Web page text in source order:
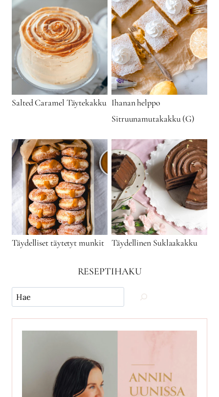
Salted Caramel Täytekakku Ihanan helppo
Sitruunamutakakku (G)
Täydelliset täytetyt munkit Täydellinen Suklaakakku
RESEPTIHAKU
Käytä
hakua
ja
etsi